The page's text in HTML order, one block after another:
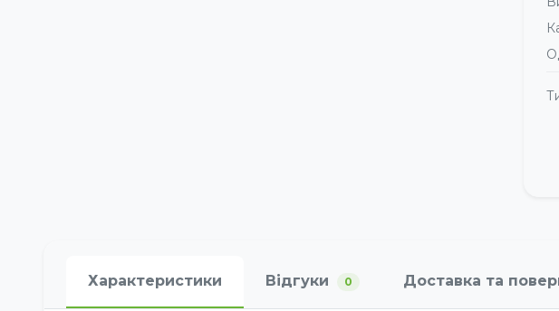
Характеристики Відгуки 0 Доставка та